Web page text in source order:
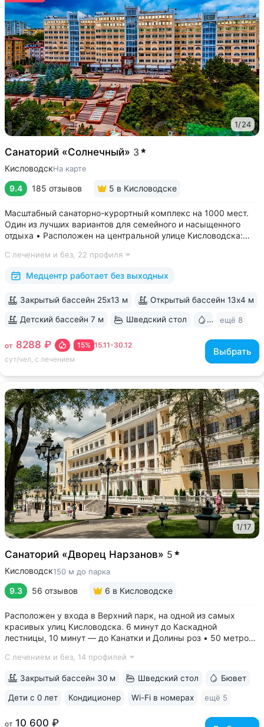
1/24
Санаторий «Солнечный» 3
КисловодскНа карте
9.4 185 отзывов 5 в Кисловодске
Масштабный санаторно-курортный комплекс на 1000 мест.
Один из лучших вариантов для семейного и насыщенного
отдыха • Расположен на центральной улице Кисловодска:
за 15 минут • Бесплатный трансфер до Курортного парка
и основных достопримечательностей...
С лечением и без, 22 профиля
Медцентр работает без выходных
15.11-30.12
15%
от 8288 ₽
сут/чел, с лечением
Выбрать
Закрытый бассейн 25х13 м Открытый бассейн 13x4 м
Детский бассейн 7 м Шведский стол Бювет
ещё 8
1/17
Санаторий «Дворец Нарзанов» 5
Кисловодск150 м до парка
9.3 56 отзывов 6 в Кисловодске
Расположен у входа в Верхний парк, на одной из самых
красивых улиц Кисловодска. 6 минут до Каскадной
лестницы, 10 минут — до Канатки и Долины роз • 50 метров
(Кисловодск), «Славяновская» (Железноводск), «Ессентуки
С лечением и без, 14 профилей
от 10 600 ₽
Закрытый бассейн 30 м Шведский стол Бювет
Дети с 0 лет Кондиционер Wi-Fi в номерах ещё 5